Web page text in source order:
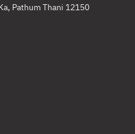
Pathum Thani 12150